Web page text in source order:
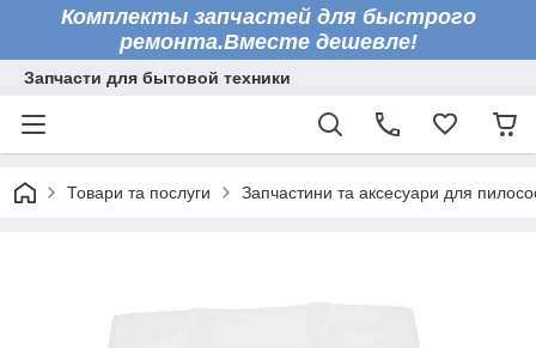
Комплекты запчастей для быстрого
ремонта.Вместе дешевле!
Запчасти для бытовой техники
Товари та послуги Запчастини та аксесуари для